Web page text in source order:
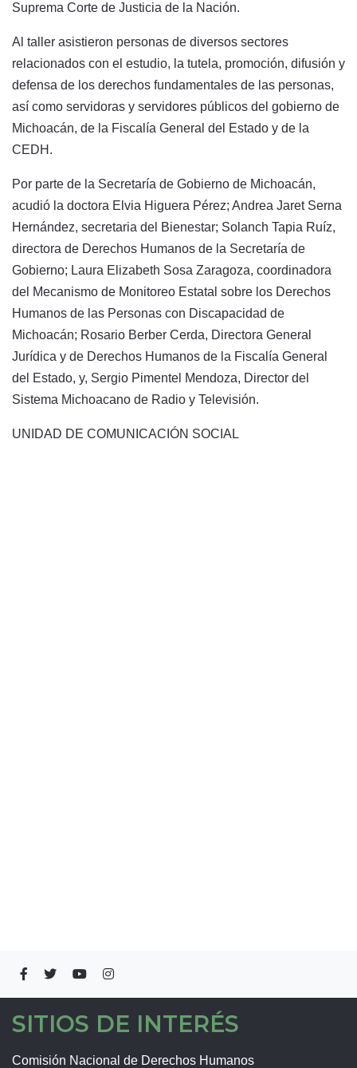
Suprema Corte de Justicia de la Nación.
Al taller asistieron personas de diversos sectores
relacionados con el estudio, la tutela, promoción, difusión y
defensa de los derechos fundamentales de las personas,
así como servidoras y servidores públicos del gobierno de
Michoacán, de la Fiscalía General del Estado y de la
CEDH.
Por parte de la Secretaría de Gobierno de Michoacán,
acudió la doctora Elvia Higuera Pérez; Andrea Jaret Serna
Hernández, secretaria del Bienestar; Solanch Tapia Ruíz,
directora de Derechos Humanos de la Secretaría de
Gobierno; Laura Elizabeth Sosa Zaragoza, coordinadora
del Mecanismo de Monitoreo Estatal sobre los Derechos
Humanos de las Personas con Discapacidad de
Michoacán; Rosario Berber Cerda, Directora General
Jurídica y de Derechos Humanos de la Fiscalía General
del Estado, y, Sergio Pimentel Mendoza, Director del
Sistema Michoacano de Radio y Televisión.
UNIDAD DE COMUNICACIÓN SOCIAL
SITIOS DE INTERÉS
Comisión Nacional de Derechos Humanos